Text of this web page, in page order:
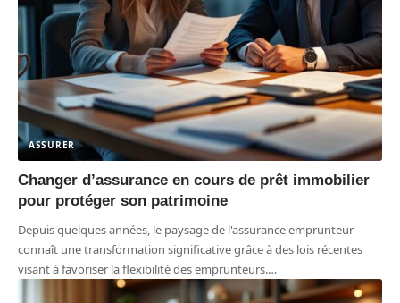
ASSURER
Changer d’assurance en cours de prêt immobilier
pour protéger son patrimoine
Depuis quelques années, le paysage de l'assurance emprunteur
connaît une transformation significative grâce à des lois récentes
visant à favoriser la flexibilité des emprunteurs.…